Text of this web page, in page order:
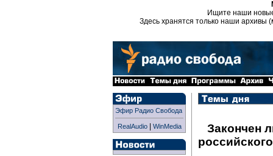
Ищите наши
Здесь хранятся только наши архивы
Эфир Радио Свобода
RealAudio| WinMedia
Закончен